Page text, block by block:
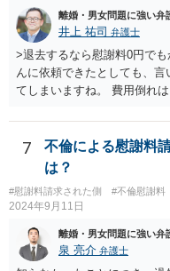
できるかどうかの方が重要
額をもらえないという意味で
経費という問題はあるので
られ、全ての生活費が入っ
っている費用については、
す。
離婚・男女問題に強い弁
井上 祐司 弁護士
>退去するなら慰謝料0円で
んに依頼できたとしても、
てしまいますね。 費用倒れ
は期待しにくいと思います
討されているのであれば、
内容証明郵便において、「
あなたが書いたとしても、
権限はないので、やはり不
7
不倫による慰謝料
は？
#慰謝料請求された側 #不倫慰謝料
2024年9月11日
離婚・男女問題に強い弁
泉 亮介 弁護士